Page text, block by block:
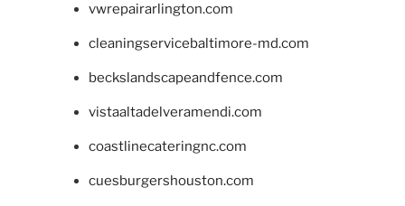
vwrepairarlington.com
cleaningservicebaltimore-md.com
beckslandscapeandfence.com
vistaaltadelveramendi.com
coastlinecateringnc.com
cuesburgershouston.com